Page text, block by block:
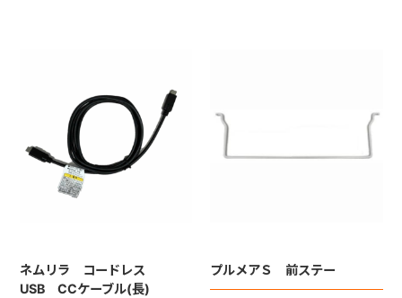
ネムリラ コードレス
USB CCケーブル(長)
プルメアＳ 前ステー